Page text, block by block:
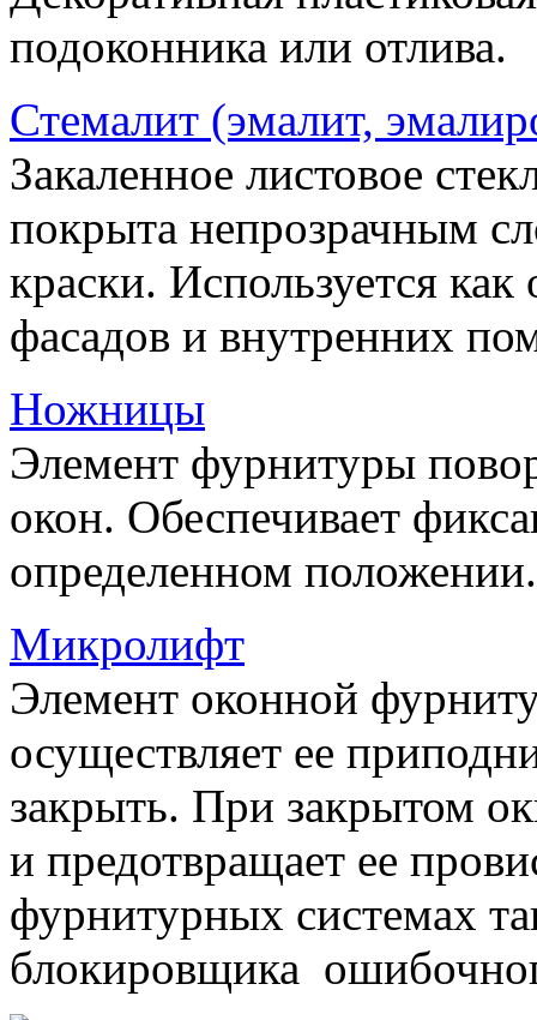
подоконника или отлива.
Стемалит (эмалит,
Закаленное листовое
покрыта непрозрачным
краски. Используется
фасадов и внутренних
Ножницы
Элемент фурнитуры
окон. Обеспечивает
определенном положении.
Микролифт
Элемент оконной
осуществляет ее
закрыть. При закрытом
и предотвращает ее
фурнитурных системах
блокировщика